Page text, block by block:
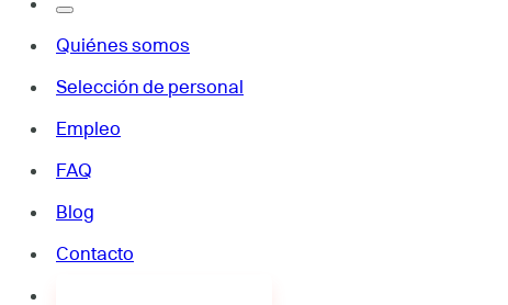
Quiénes somos
Selección de personal
Empleo
FAQ
Blog
Contacto